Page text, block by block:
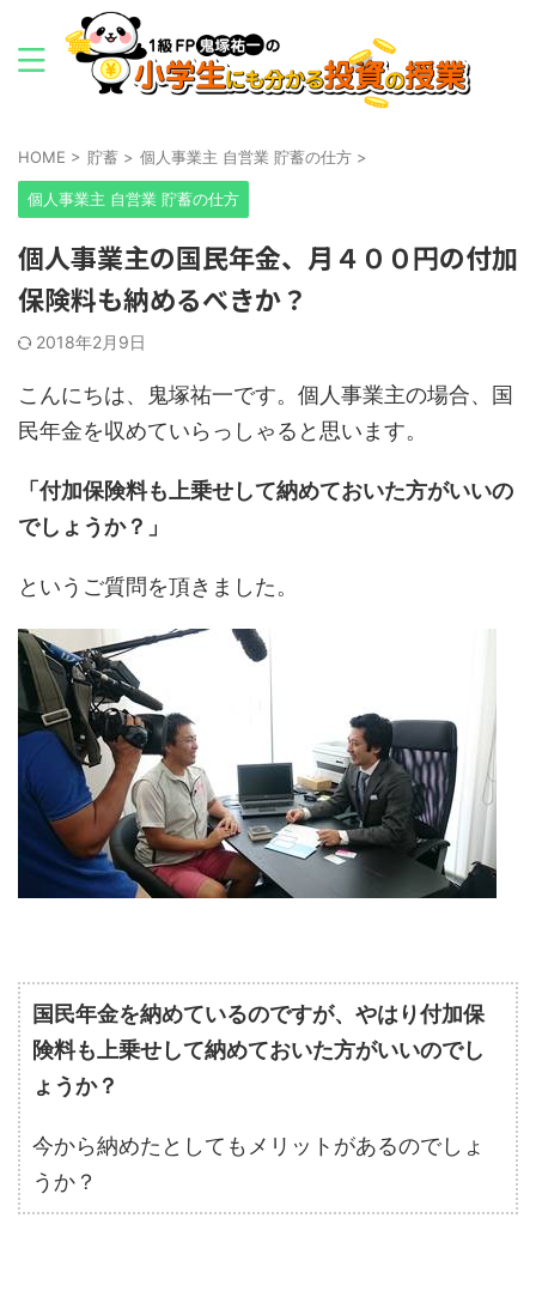
HOME > 貯蓄 > 個人事業主 自営業 貯蓄の仕方 >
個人事業主 自営業 貯蓄の仕方
個人事業主の国民年金、月４００円の付加
保険料も納めるべきか？
2018年2月9日
こんにちは、鬼塚祐一です。個人事業主の場合、国
民年金を収めていらっしゃると思います。
「付加保険料も上乗せして納めておいた方がいいの
でしょうか？」
というご質問を頂きました。
国民年金を納めているのですが、やはり付加保
険料も上乗せして納めておいた方がいいのでし
ょうか？
今から納めたとしてもメリットがあるのでしょ
うか？